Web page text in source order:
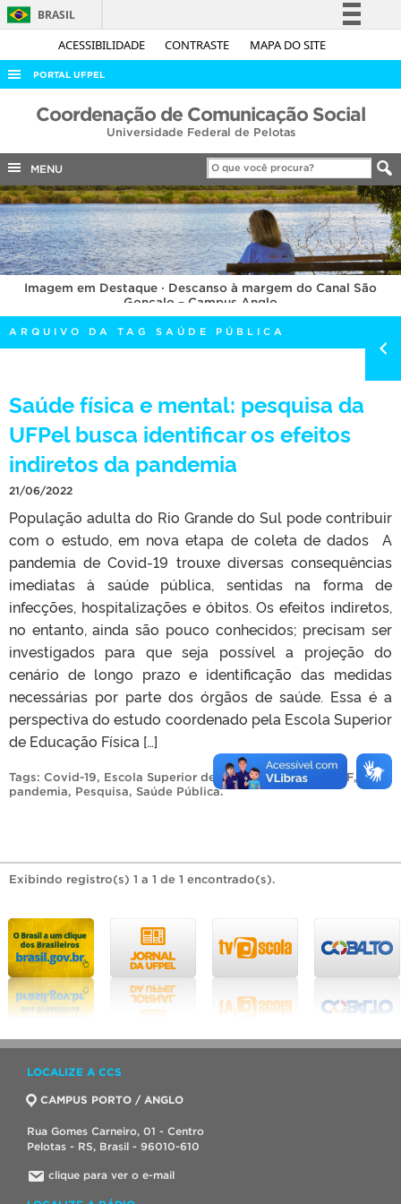
ACESSIBILIDADE CONTRASTE MAPA DO SITE
BRASIL
Simplifique!
Acesso à informação
Legislação
Canais
PORTAL UFPEL
ACESSO À INFORMAÇÃO
COBALTO
CONCURSOS
EDITAIS
INTERNACIONAL
OUVIDORIA
PORTARIAS
TELEFONES
Coordenação de Comunicação Social
Universidade Federal de Pelotas
MENU
Imagem em Destaque · Descanso à margem do Canal São
Gonçalo – Campus Anglo
ARQUIVO DA TAG SAÚDE PÚBLICA
Saúde física e mental: pesquisa da
UFPel busca identificar os efeitos
indiretos da pandemia
21/06/2022
População adulta do Rio Grande do Sul pode contribuir
com o estudo, em nova etapa de coleta de dados A
pandemia de Covid-19 trouxe diversas consequências
imediatas à saúde pública, sentidas na forma de
infecções, hospitalizações e óbitos. Os efeitos indiretos,
no entanto, ainda são pouco conhecidos; precisam ser
investigados para que seja possível a projeção do
cenário de longo prazo e identificação das medidas
necessárias por parte dos órgãos de saúde. Essa é a
perspectiva do estudo coordenado pela Escola Superior
de Educação Física […]
Tags: Covid-19, Escola Superior de Educação Física ESEF,
pandemia, Pesquisa, Saúde Pública.
Exibindo registro(s) 1 a 1 de 1 encontrado(s).
LOCALIZE A CCS
CAMPUS PORTO / ANGLO
Rua Gomes Carneiro, 01 - Centro
Pelotas - RS, Brasil - 96010-610
clique para ver o e-mail